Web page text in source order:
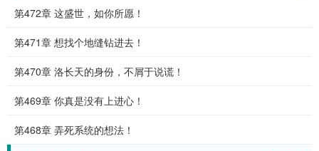
第472章 这盛世，如你所愿！
第471章 想找个地缝钻进去！
第470章 洛长天的身份，不屑于说谎！
第469章 你真是没有上进心！
第468章 弄死系统的想法！